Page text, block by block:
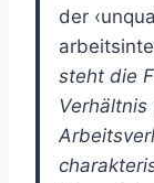
der
steht die
Verhältnis